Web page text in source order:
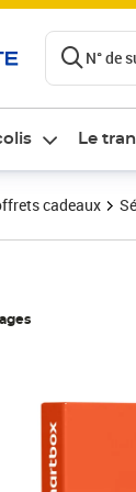
N° de
Le
cadeaux